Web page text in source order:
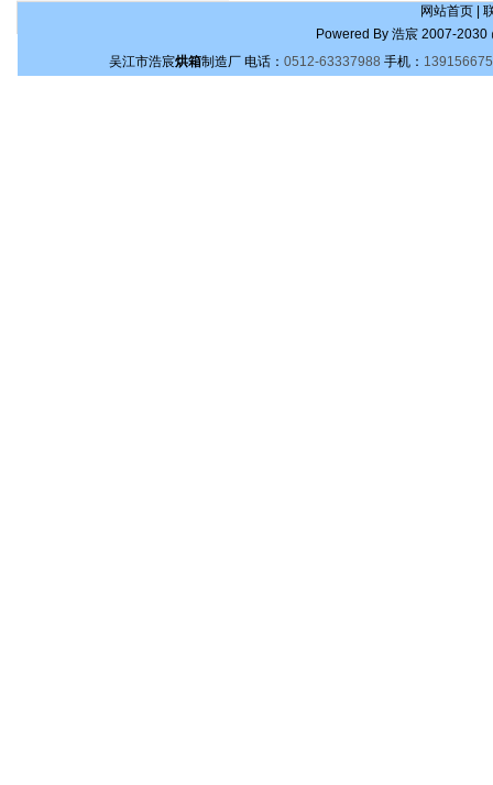
网站首页|
Powered By 浩宸 2007-2030
吴江市浩宸烘箱制造厂电话： 0512-63337988 手机：